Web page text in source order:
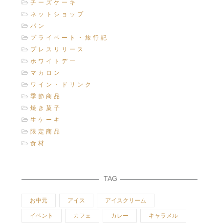
チーズケーキ
ネットショップ
パン
プライベート・旅行記
プレスリリース
ホワイトデー
マカロン
ワイン・ドリンク
季節商品
焼き菓子
生ケーキ
限定商品
食材
TAG
お中元 アイス アイスクリーム
イベント カフェ カレー キャラメル